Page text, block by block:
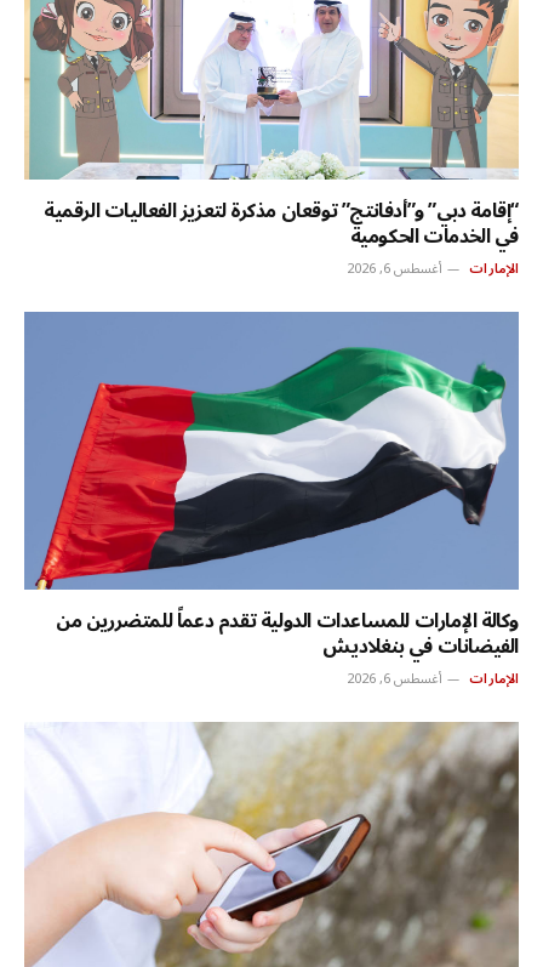
“إقامة دبي” و”أدفانتج” توقعان مذكرة لتعزيز الفعاليات الرقمية
في الخدمات الحكومية
الإمارات أغسطس 6, 2026
وكالة الإمارات للمساعدات الدولية تقدم دعماً للمتضررين من
الفيضانات في بنغلاديش
الإمارات أغسطس 6, 2026